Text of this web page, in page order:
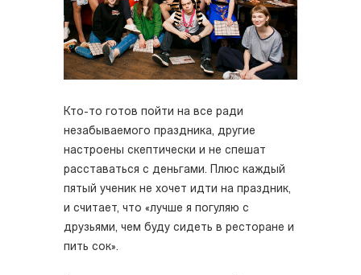
Кто-то готов пойти на все ради
незабываемого праздника, другие
настроены скептически и не спешат
расставаться с деньгами. Плюс каждый
пятый ученик не хочет идти на праздник,
и считает, что «лучше я погуляю с
друзьями, чем буду сидеть в ресторане и
пить сок».